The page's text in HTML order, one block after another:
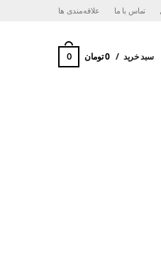
تماس با ما ‌علاقه‌مندی ها
سبد خرید 0 تومان 0